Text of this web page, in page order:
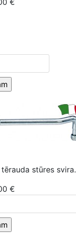
stūres svira.
€